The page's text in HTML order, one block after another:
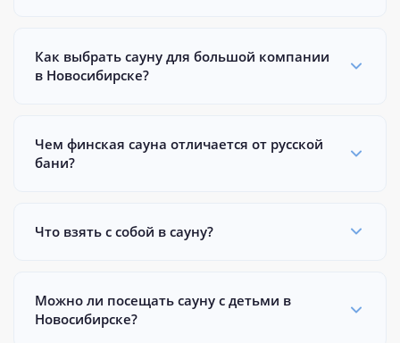
Как выбрать сауну для большой компании
в Новосибирске?
Чем финская сауна отличается от русской
бани?
Что взять с собой в сауну?
Можно ли посещать сауну с детьми в
Новосибирске?